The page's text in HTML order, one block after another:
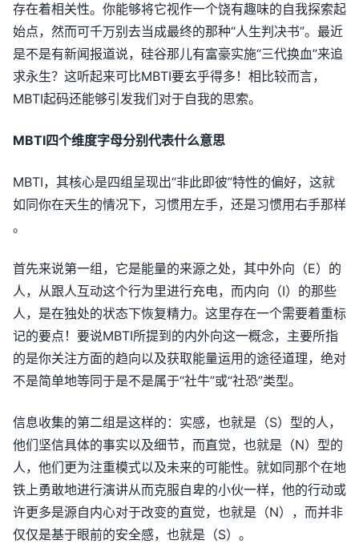
存在着相关性。你能够将它视作一个饶有趣味的自我探索起
始点，然而可千万别去当成最终的那种“人生判决书”。最近
是不是有新闻报道说，硅谷那儿有富豪实施“三代换血”来追
求永生？这听起来可比MBTI要玄乎得多！相比较而言，
MBTI起码还能够引发我们对于自我的思索。
MBTI四个维度字母分别代表什么意思
MBTI，其核心是四组呈现出“非此即彼”特性的偏好，这就
如同你在天生的情况下，习惯用左手，还是习惯用右手那样
。
首先来说第一组，它是能量的来源之处，其中外向（E）的
人，从跟人互动这个行为里进行充电，而内向（I）的那些
人，是在独处的状态下恢复精力。这里存在一个需要着重标
记的要点！要说MBTI所提到的内外向这一概念，主要所指
的是你关注方面的趋向以及获取能量运用的途径道理，绝对
不是简单地等同于是不是属于“社牛”或“社恐”类型。
信息收集的第二组是这样的：实感，也就是（S）型的人，
他们坚信具体的事实以及细节，而直觉，也就是（N）型的
人，他们更为注重模式以及未来的可能性。就如同那个在地
铁上勇敢地进行演讲从而克服自卑的小伙一样，他的行动或
许更多是源自内心对于改变的直觉，也就是（N），而并非
仅仅是基于眼前的安全感，也就是（S）。